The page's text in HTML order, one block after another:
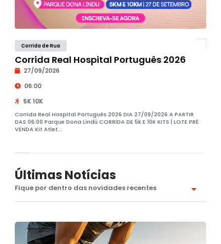
Corrida de Rua
Corrida Real Hospital Português 2026
27/09/2026
06:00
5K 10K
Corrida Real Hospital Português 2026 DIA 27/09/2026 A PARTIR
DAS 06:00 Parque Dona Lindú CORRIDA DE 5k E 10K KITS | LOTE PRÉ
VENDA Kit Atlet...
Últimas Notícias
Fique por dentro das novidades recentes